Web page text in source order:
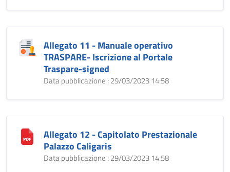
Allegato 11 - Manuale operativo
TRASPARE- Iscrizione al Portale
Traspare-signed
Data pubblicazione : 29/03/2023 14:58
Allegato 12 - Capitolato Prestazionale
Palazzo Caligaris
Data pubblicazione : 29/03/2023 14:58